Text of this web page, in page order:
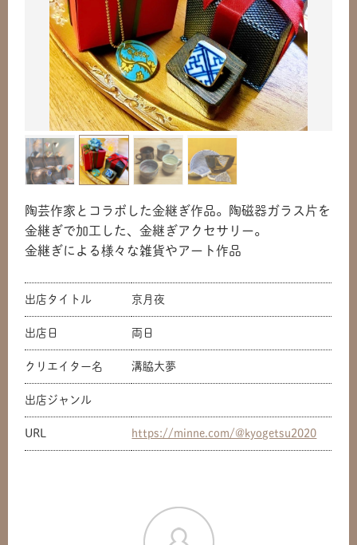
陶芸作家とコラボした金継ぎ作品。陶磁器ガラス片を
金継ぎで加工した、金継ぎアクセサリー。
金継ぎによる様々な雑貨やアート作品
出店タイトル 京月夜
出店日 両日
クリエイター名 溝脇大夢
出店ジャンル
URL https://minne.com/@kyogetsu2020